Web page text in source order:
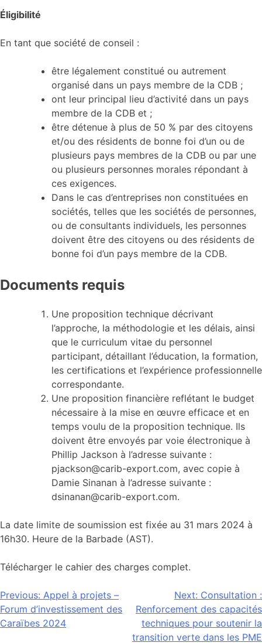
Éligibilité
En tant que société de conseil :
être légalement constitué ou autrement
organisé dans un pays membre de la CDB ;
ont leur principal lieu d’activité dans un pays
membre de la CDB et ;
être détenue à plus de 50 % par des citoyens
et/ou des résidents de bonne foi d’un ou de
plusieurs pays membres de la CDB ou par une
ou plusieurs personnes morales répondant à
ces exigences.
Dans le cas d’entreprises non constituées en
sociétés, telles que les sociétés de personnes,
ou de consultants individuels, les personnes
doivent être des citoyens ou des résidents de
bonne foi d’un pays membre de la CDB.
Documents requis
Une proposition technique décrivant
l’approche, la méthodologie et les délais, ainsi
que le curriculum vitae du personnel
participant, détaillant l’éducation, la formation,
les certifications et l’expérience professionnelle
correspondante.
Une proposition financière reflétant le budget
nécessaire à la mise en œuvre efficace et en
temps voulu de la proposition technique. Ils
doivent être envoyés par voie électronique à
Phillip Jackson à l’adresse suivante :
pjackson@carib-export.com, avec copie à
Damie Sinanan à l’adresse suivante :
dsinanan@carib-export.com.
La date limite de soumission est fixée au 31 mars 2024 à
16h30. Heure de la Barbade (AST).
Télécharger le cahier des charges complet.
Navigation
de
Previous: Appel à projets –
Forum d’investissement des
Caraïbes 2024
Next: Consultation :
Renforcement des capacités
techniques pour soutenir la
transition verte dans les PME